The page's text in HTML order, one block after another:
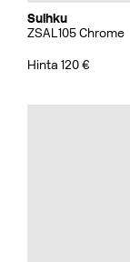
Suihku
ZSAL105 Chrome
Hinta 120 €